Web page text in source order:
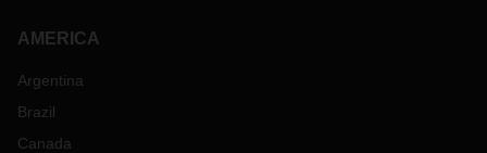
AMERICA
Argentina
Brazil
Canada